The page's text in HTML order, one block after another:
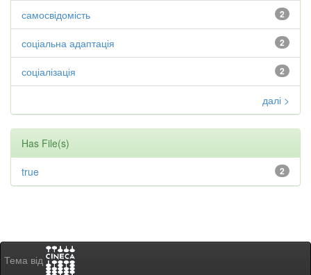
2
самосвідомість
2
соціальна адаптація
2
соціалізація
далі >
Has File(s)
2
true
Тема від